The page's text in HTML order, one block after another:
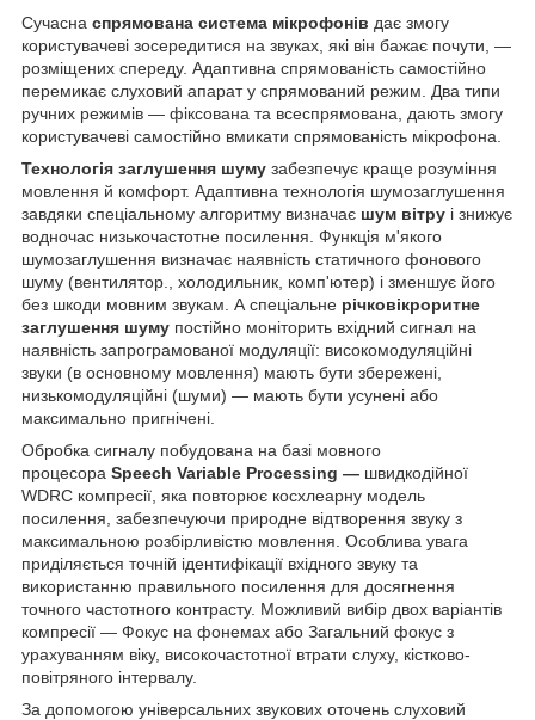
Сучасна спрямована система мікрофонів дає змогу
користувачеві зосередитися на звуках, які він бажає почути, —
розміщених спереду. Адаптивна спрямованість самостійно
перемикає слуховий апарат у спрямований режим. Два типи
ручних режимів — фіксована та всеспрямована, дають змогу
користувачеві самостійно вмикати спрямованість мікрофона.
Технологія заглушення шуму забезпечує краще розуміння
мовлення й комфорт. Адаптивна технологія шумозаглушення
завдяки спеціальному алгоритму визначає шум вітру і знижує
водночас низькочастотне посилення. Функція м'якого
шумозаглушення визначає наявність статичного фонового
шуму (вентилятор., холодильник, комп'ютер) і зменшує його
без шкоди мовним звукам. А спеціальне річковікроритне
заглушення шуму постійно моніторить вхідний сигнал на
наявність запрограмованої модуляції: високомодуляційні
звуки (в основному мовлення) мають бути збережені,
низькомодуляційні (шуми) — мають бути усунені або
максимально пригнічені.
Обробка сигналу побудована на базі мовного
процесора Speech Variable Processing ― швидкодійної
WDRC компресії, яка повторює косхлеарну модель
посилення, забезпечуючи природне відтворення звуку з
максимальною розбірливістю мовлення. Особлива увага
приділяється точній ідентифікації вхідного звуку та
використанню правильного посилення для досягнення
точного частотного контрасту. Можливий вибір двох варіантів
компресії — Фокус на фонемах або Загальний фокус з
урахуванням віку, високочастотної втрати слуху, кістково-
повітряного інтервалу.
За допомогою універсальних звукових оточень слуховий